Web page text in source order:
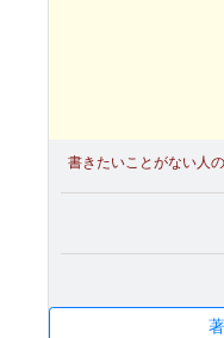
書きたいことがない人